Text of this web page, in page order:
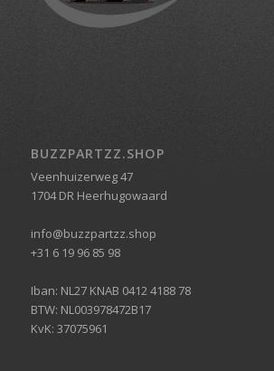
BUZZPARTZZ.SHOP
Veenhuizerweg 47
1704 DR Heerhugowaard
info@buzzpartzz.shop
+31 6 19 96 85 98
Iban: NL27 KNAB 0412 4188 78
BTW: NL003978472B17
KvK: 37075961